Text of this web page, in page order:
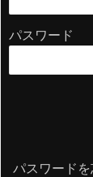
パスワード
パスワード